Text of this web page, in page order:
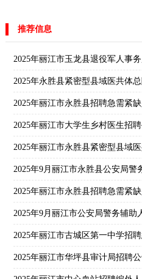
推荐信息
2025年丽江市玉龙县退役军人事
2025年丽江市永胜县招聘急需紧
2025年丽江市大学生乡村医生招
2025年9月丽江市永胜县公安局警
2025年丽江市永胜县招聘急需紧
2025年9月丽江市公安局警务辅助
2025年丽江市古城区第一中学招
2025年丽江市华坪县审计局招聘